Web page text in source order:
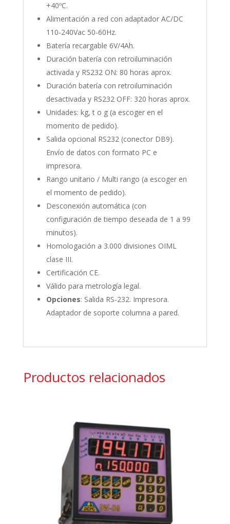
+40ºC.
Alimentación a red con adaptador AC/DC
110-240Vac 50-60Hz.
Batería recargable 6V/4Ah.
Duración batería con retroiluminación
activada y RS232 ON: 80 horas aprox.
Duración batería con retroiluminación
desactivada y RS232 OFF: 320 horas aprox.
Unidades: kg, t o g (a escoger en el
momento de pedido).
Salida opcional RS232 (conector DB9).
Envío de datos con formato PC e
impresora.
Rango unitario / Multi rango (a escoger en
el momento de pedido).
Desconexión automática (con
configuración de tiempo deseada de 1 a 99
minutos).
Homologación a 3.000 divisiones OIML
clase III.
Certificación CE.
Válido para metrología legal.
Opciones: Salida RS-232. Impresora.
Adaptador de soporte columna a pared.
Productos relacionados